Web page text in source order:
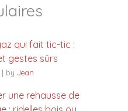
qui fait tic-tic :
gestes sûrs
| by Jean
une rehausse de